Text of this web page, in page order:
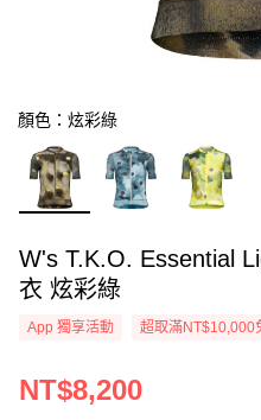
顏色：炫彩綠
W's T.K.O. Essential
衣 炫彩綠
App 獨享活動 超取滿NT$10,000
NT$8,200